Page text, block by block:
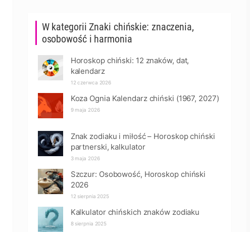
W kategorii Znaki chińskie: znaczenia,
osobowość i harmonia
Horoskop chiński: 12 znaków, dat,
kalendarz
12 czerwca 2026
Koza Ognia Kalendarz chiński (1967, 2027)
9 maja 2026
Znak zodiaku i miłość – Horoskop chiński
partnerski, kalkulator
3 maja 2026
Szczur: Osobowość, Horoskop chiński
2026
12 sierpnia 2025
Kalkulator chińskich znaków zodiaku
8 sierpnia 2025